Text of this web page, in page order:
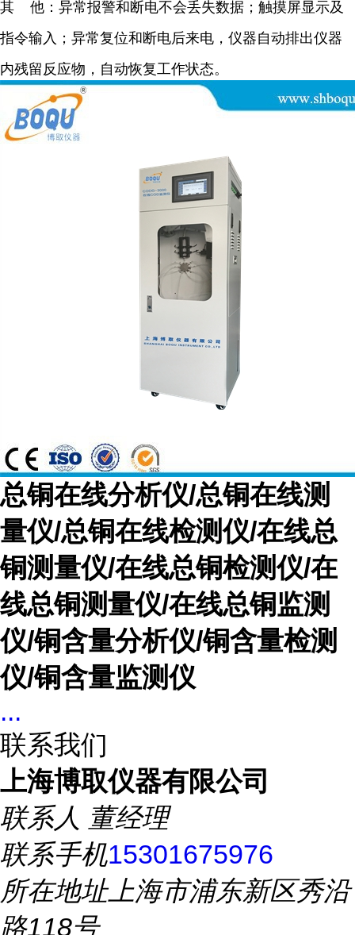
其 他：异常报警和断电不会丢失数据；触摸屏显示及
指令输入；异常复位和断电后来电，仪器自动排出仪器
内残留反应物，自动恢复工作状态。
总铜在线分析仪/总铜在线测
量仪/总铜在线检测仪/在线总
铜测量仪/在线总铜检测仪/在
线总铜测量仪/在线总铜监测
仪/铜含量分析仪/铜含量检测
仪/铜含量监测仪
...
联系我们
上海博取仪器有限公司
联系人 董经理
联系手机15301675976
所在地址上海市浦东新区秀沿
路118号